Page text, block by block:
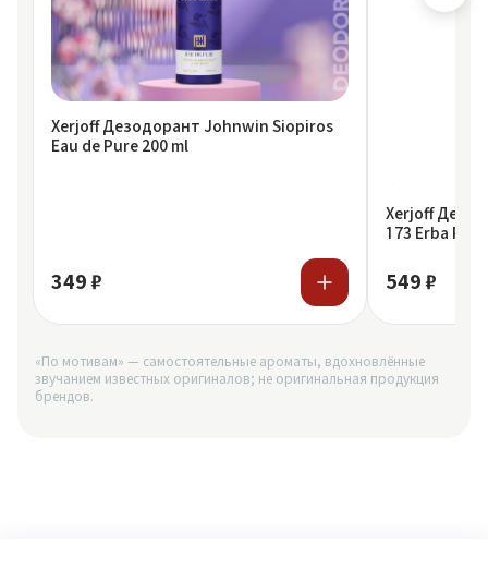
Xerjoff Дезодорант Johnwin Siopiros
Eau de Pure 200 ml
349 ₽
Xerjoff
173 Erba
549 ₽
«По мотивам» — самостоятельные ароматы, вдохновлённые
звучанием известных оригиналов; не оригинальная продукция
брендов.